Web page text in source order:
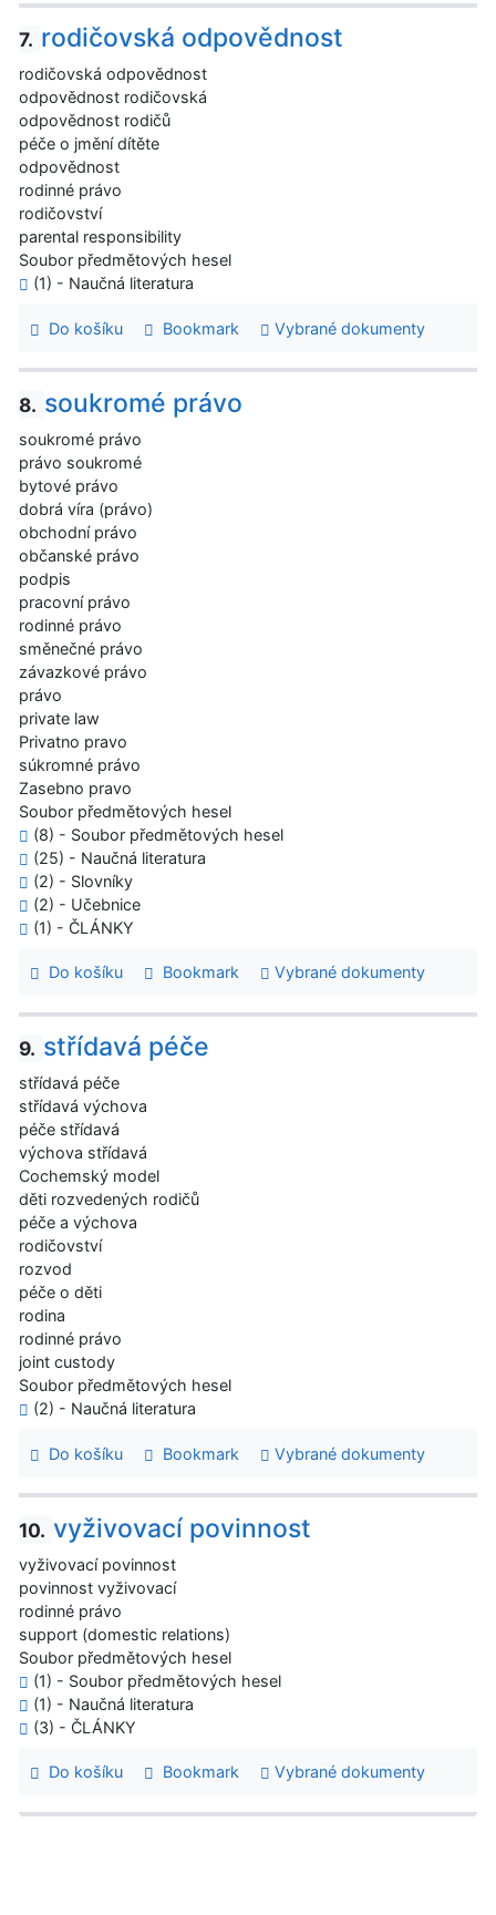
7. rodičovská odpovědnost
rodičovská odpovědnost
odpovědnost rodičovská
odpovědnost rodičů
péče o jmění dítěte
odpovědnost
rodinné právo
rodičovství
parental responsibility
Soubor předmětových hesel
(1) - Naučná literatura
Do košíku Bookmark Vybrané dokumenty
8. soukromé právo
soukromé právo
právo soukromé
bytové právo
dobrá víra (právo)
obchodní právo
občanské právo
podpis
pracovní právo
rodinné právo
směnečné právo
závazkové právo
právo
private law
Privatno pravo
súkromné právo
Zasebno pravo
Soubor předmětových hesel
(8) - Soubor předmětových hesel
(25) - Naučná literatura
(2) - Slovníky
(2) - Učebnice
(1) - ČLÁNKY
Do košíku Bookmark Vybrané dokumenty
9. střídavá péče
střídavá péče
střídavá výchova
péče střídavá
výchova střídavá
Cochemský model
děti rozvedených rodičů
péče a výchova
rodičovství
rozvod
péče o děti
rodina
rodinné právo
joint custody
Soubor předmětových hesel
(2) - Naučná literatura
Do košíku Bookmark Vybrané dokumenty
10. vyživovací povinnost
vyživovací povinnost
povinnost vyživovací
rodinné právo
support (domestic relations)
Soubor předmětových hesel
(1) - Soubor předmětových hesel
(1) - Naučná literatura
(3) - ČLÁNKY
Do košíku Bookmark Vybrané dokumenty